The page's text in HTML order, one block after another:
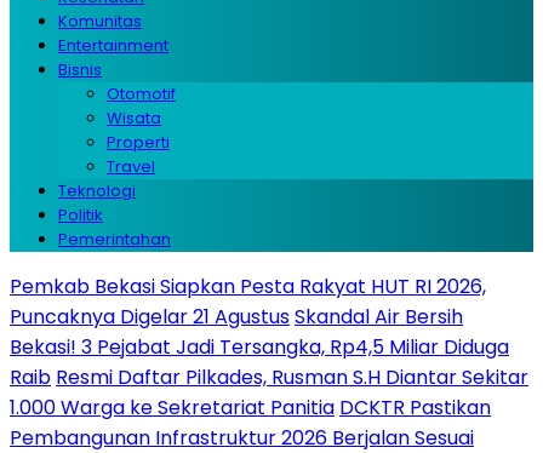
Komunitas
Entertainment
Bisnis
Otomotif
Wisata
Properti
Travel
Teknologi
Politik
Pemerintahan
Pemkab Bekasi Siapkan Pesta Rakyat HUT RI 2026,
Puncaknya Digelar 21 AgustusSkandal Air Bersih
Bekasi! 3 Pejabat Jadi Tersangka, Rp4,5 Miliar Diduga
Raib Resmi Daftar Pilkades, Rusman S.H Diantar Sekitar
1.000 Warga ke Sekretariat Panitia DCKTR Pastikan
Pembangunan Infrastruktur 2026 Berjalan Sesuai